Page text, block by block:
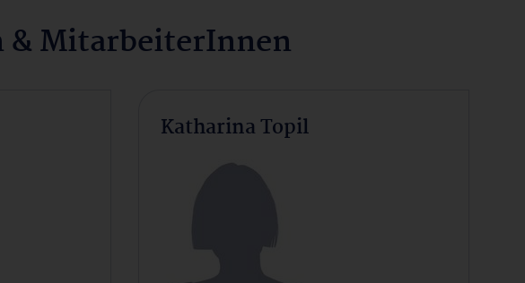
MitarbeiterInnen
Katharina Topil